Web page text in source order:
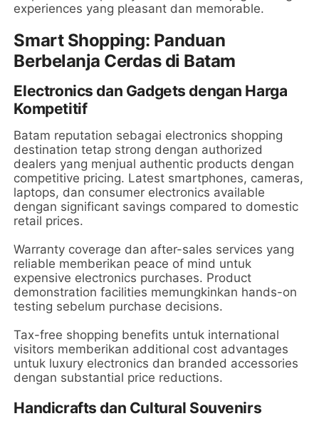
experiences yang pleasant dan memorable.
Smart Shopping: Panduan
Berbelanja Cerdas di Batam
Electronics dan Gadgets dengan Harga
Kompetitif
Batam reputation sebagai electronics shopping
destination tetap strong dengan authorized
dealers yang menjual authentic products dengan
competitive pricing. Latest smartphones, cameras,
laptops, dan consumer electronics available
dengan significant savings compared to domestic
retail prices.
Warranty coverage dan after-sales services yang
reliable memberikan peace of mind untuk
expensive electronics purchases. Product
demonstration facilities memungkinkan hands-on
testing sebelum purchase decisions.
Tax-free shopping benefits untuk international
visitors memberikan additional cost advantages
untuk luxury electronics dan branded accessories
dengan substantial price reductions.
Handicrafts dan Cultural Souvenirs